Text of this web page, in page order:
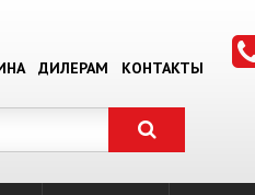
ДИЛЕРАМ КОНТАКТЫ